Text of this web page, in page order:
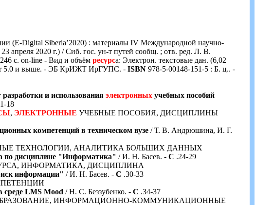
(E-Digital Siberia’2020) : материалы IV Международной научно-
апреля 2020 г.) / Сиб. гос. ун-т путей сообщ. ; отв. ред. Л. В.
с. on-line - Вид и объём ресурса: Электрон. текстовые дан. (6,02
5.0 и выше. - ЭБ КрИЖТ ИрГУПС. - ISBN 978-5-00148-151-5 : Б. ц.. -
и использования электронных учебных пособий
18
, ЭЛЕКТРОННЫЕ УЧЕБНЫЕ ПОСОБИЯ, ДИСЦИПЛИНЫ
компетенций в техническом вузе / Т. В. Андрюшина, И. Г.
ТЕХНОЛОГИИ, АНАЛИТИКА БОЛЬШИХ ДАННЫХ
по дисциплине "Информатика" / И. Н. Басев. - С .24-29
ИНФОРМАТИКА, ДИСЦИПЛИНА
информации" / И. Н. Басев. - С .30-33
среде LMS Mood / Н. С. Беззубенко. - С .34-37
ИНФОРМАЦИОННО-КОММУНИКАЦИОННЫЕ